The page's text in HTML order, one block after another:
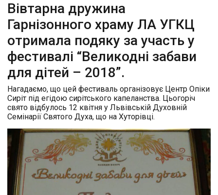
Вівтарна дружина
Гарнізонного храму ЛА УГКЦ
отримала подяку за участь у
фестивалі “Великодні забави
для дітей – 2018”.
Нагадаємо, що цей фестиваль організовує Центр Опіки
Сиріт під егідою сирітського капеланства. Цьогоріч
свято відбулось 12 квітня у Львівській Духовній
Семінарії Святого Духа, що на Хуторівці.